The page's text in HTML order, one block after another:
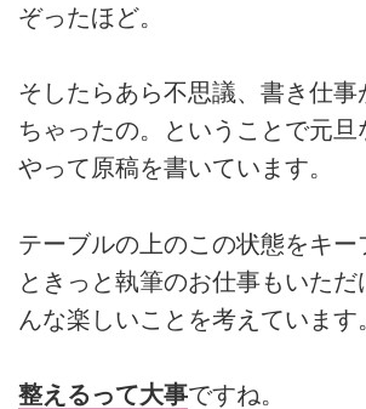
ぞったほど。
そしたらあら不思議、書き仕事
ちゃったの。ということで元旦
やって原稿を書いています。
テーブルの上のこの状態をキー
ときっと執筆のお仕事もいただ
んな楽しいことを考えています
整えるって大事ですね。